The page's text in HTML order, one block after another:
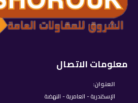
معلومات الاتصال
العنوان:
الإسكندرية - العامرية - النهضة